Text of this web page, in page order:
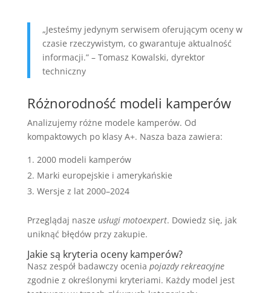
„Jesteśmy jedynym serwisem oferującym oceny w
czasie rzeczywistym, co gwarantuje aktualność
informacji.” – Tomasz Kowalski, dyrektor
techniczny
Różnorodność modeli kamperów
Analizujemy różne modele kamperów. Od
kompaktowych po klasy A+. Nasza baza zawiera:
2000 modeli kamperów
Marki europejskie i amerykańskie
Wersje z lat 2000–2024
Przeglądaj nasze usługi motoexpert. Dowiedz się, jak
uniknąć błędów przy zakupie.
Jakie są kryteria oceny kamperów?
Nasz zespół badawczy ocenia pojazdy rekreacyjne
zgodnie z określonymi kryteriami. Każdy model jest